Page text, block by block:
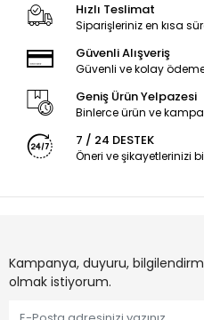
Hızlı Teslimat
Siparişleriniz en kısa
Güvenli Alışveriş
Güvenli ve kolay
Geniş Ürün Yelpazesi
Binlerce ürün ve
7 / 24 DESTEK
Öneri ve şikayetlerinizi
Kampanya, duyuru,
olmak istiyorum.